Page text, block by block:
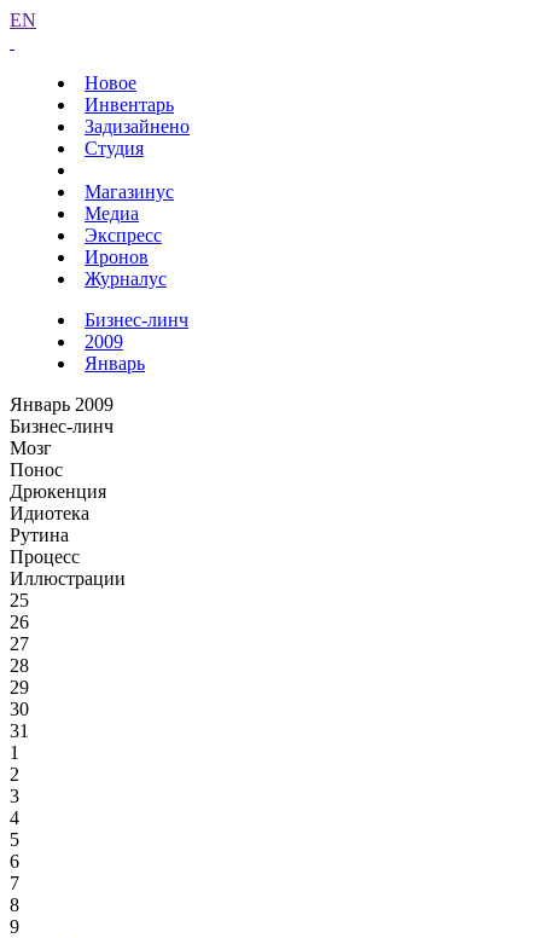
EN
Новое
Инвентарь
Задизайнено
Студия
Магазинус
Медиа
Экспресс
Иронов
Журналус
Бизнес-линч
2009
Январь
Январь 2009
Бизнес-линч
Мозг
Понос
Дрюкенция
Идиотека
Рутина
Процесс
Иллюстрации
25
26
27
28
29
30
31
1
2
3
4
5
6
7
8
9